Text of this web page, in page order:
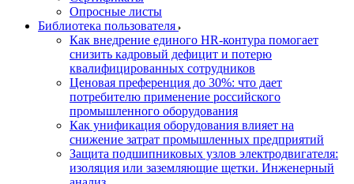
Опросные листы
Библиотека пользователя
Как внедрение единого HR-контура помогает
снизить кадровый дефицит и потерю
квалифицированных сотрудников
Ценовая преференция до 30%: что дает
потребителю применение российского
промышленного оборудования
Как унификация оборудования влияет на
снижение затрат промышленных предприятий
Защита подшипниковых узлов электродвигателя:
изоляция или заземляющие щетки. Инженерный